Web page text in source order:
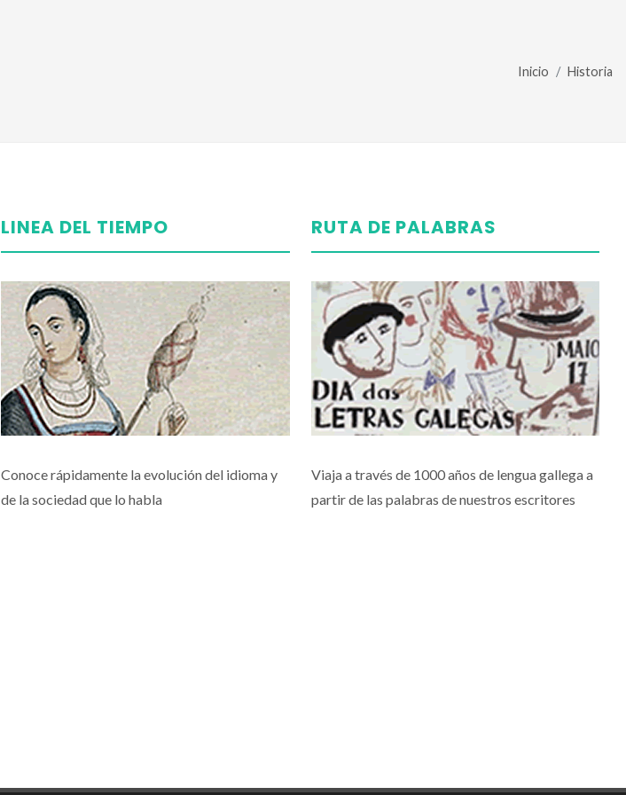
Inicio Historia
LINEA DEL TIEMPO
Conoce rápidamente la evolución del idioma y
de la sociedad que lo habla
RUTA DE PALABRAS
Viaja a través de 1000 años de lengua gallega a
partir de las palabras de nuestros escritores